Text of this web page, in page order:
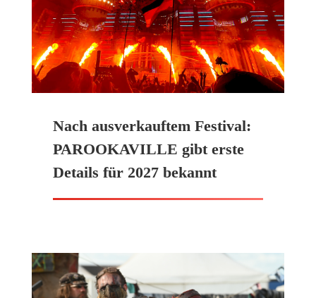
Nach ausverkauftem Festival:
PAROOKAVILLE gibt erste
Details für 2027 bekannt